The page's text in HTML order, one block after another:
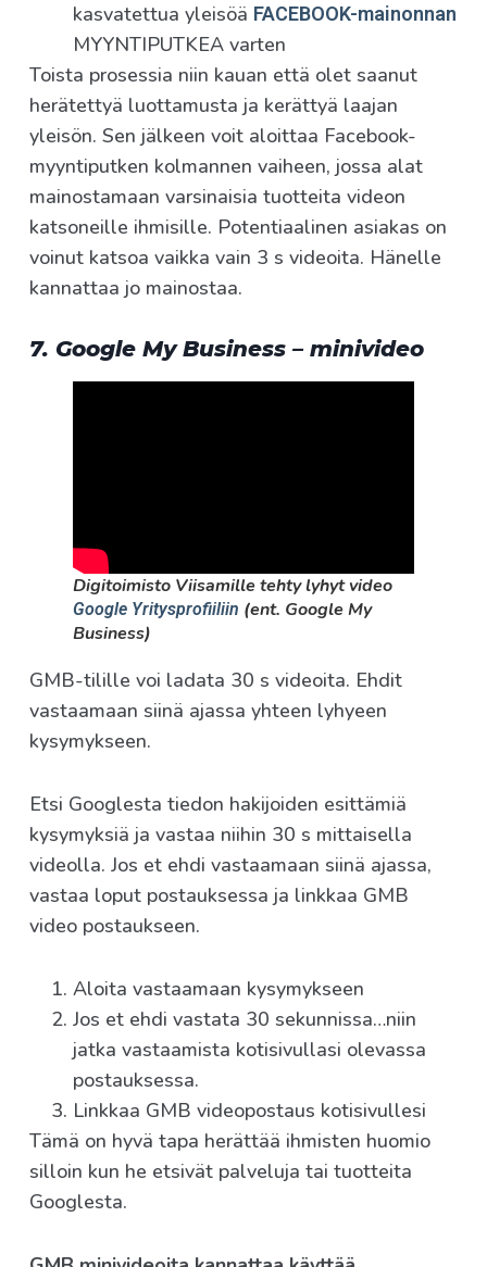
kasvatettua yleisöä FACEBOOK-mainonnan
MYYNTIPUTKEA varten
Toista prosessia niin kauan että olet saanut
herätettyä luottamusta ja kerättyä laajan
yleisön. Sen jälkeen voit aloittaa Facebook-
myyntiputken kolmannen vaiheen, jossa alat
mainostamaan varsinaisia tuotteita videon
katsoneille ihmisille. Potentiaalinen asiakas on
voinut katsoa vaikka vain 3 s videoita. Hänelle
kannattaa jo mainostaa.
7. Google My Business – minivideo
Digitoimisto Viisamille tehty lyhyt video
Google Yritysprofiiliin (ent. Google My
Business)
GMB-tilille voi ladata 30 s videoita. Ehdit
vastaamaan siinä ajassa yhteen lyhyeen
kysymykseen.
Etsi Googlesta tiedon hakijoiden esittämiä
kysymyksiä ja vastaa niihin 30 s mittaisella
videolla. Jos et ehdi vastaamaan siinä ajassa,
vastaa loput postauksessa ja linkkaa GMB
video postaukseen.
Aloita vastaamaan kysymykseen
Jos et ehdi vastata 30 sekunnissa…niin
jatka vastaamista kotisivullasi olevassa
postauksessa.
Linkkaa GMB videopostaus kotisivullesi
Tämä on hyvä tapa herättää ihmisten huomio
silloin kun he etsivät palveluja tai tuotteita
Googlesta.